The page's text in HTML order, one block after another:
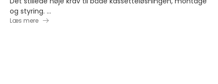
og styring. ...
Læs mere